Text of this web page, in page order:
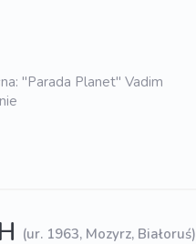
"Parada Planet" Vadim
(ur. 1963, Mozyrz, Białoruś)